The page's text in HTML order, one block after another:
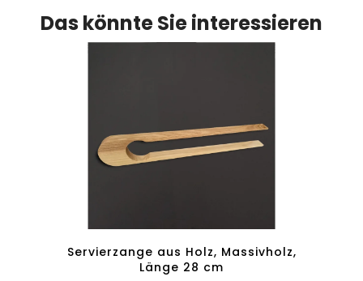
Das könnte Sie interessieren
Servierzange aus Holz, Massivholz,
Länge 28 cm